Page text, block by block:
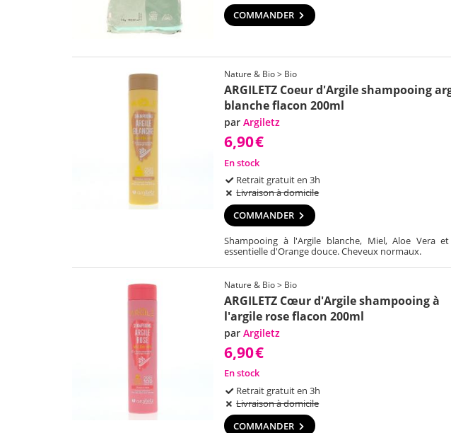
COMMANDER
Nature & Bio > Bio
ARGILETZ Coeur d'Argile shampooing
blanche flacon 200ml
par Argiletz
6,90€
En stock
Retrait gratuit en 3h
Livraison à domicile
COMMANDER
Shampooing à l'Argile blanche, Miel, Aloe Vera
essentielle d'Orange douce. Cheveux normaux.
Nature & Bio > Bio
ARGILETZ Cœur d'Argile shampooing à
l'argile rose flacon 200ml
par Argiletz
6,90€
En stock
Retrait gratuit en 3h
Livraison à domicile
COMMANDER